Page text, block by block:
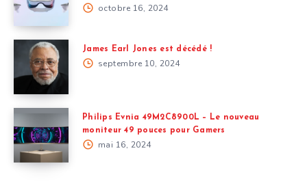
octobre 16, 2024
James Earl Jones est décédé !
septembre 10, 2024
Philips Evnia 49M2C8900L – Le nouveau
moniteur 49 pouces pour Gamers
mai 16, 2024